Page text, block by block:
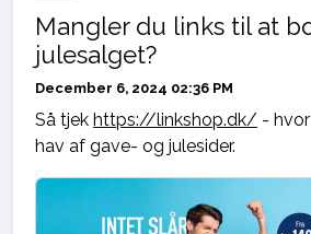
Mangler du links til at
julesalget?
December 6, 2024 02:36 PM
Så tjek https://linkshop.dk/ -
hav af gave- og julesider.